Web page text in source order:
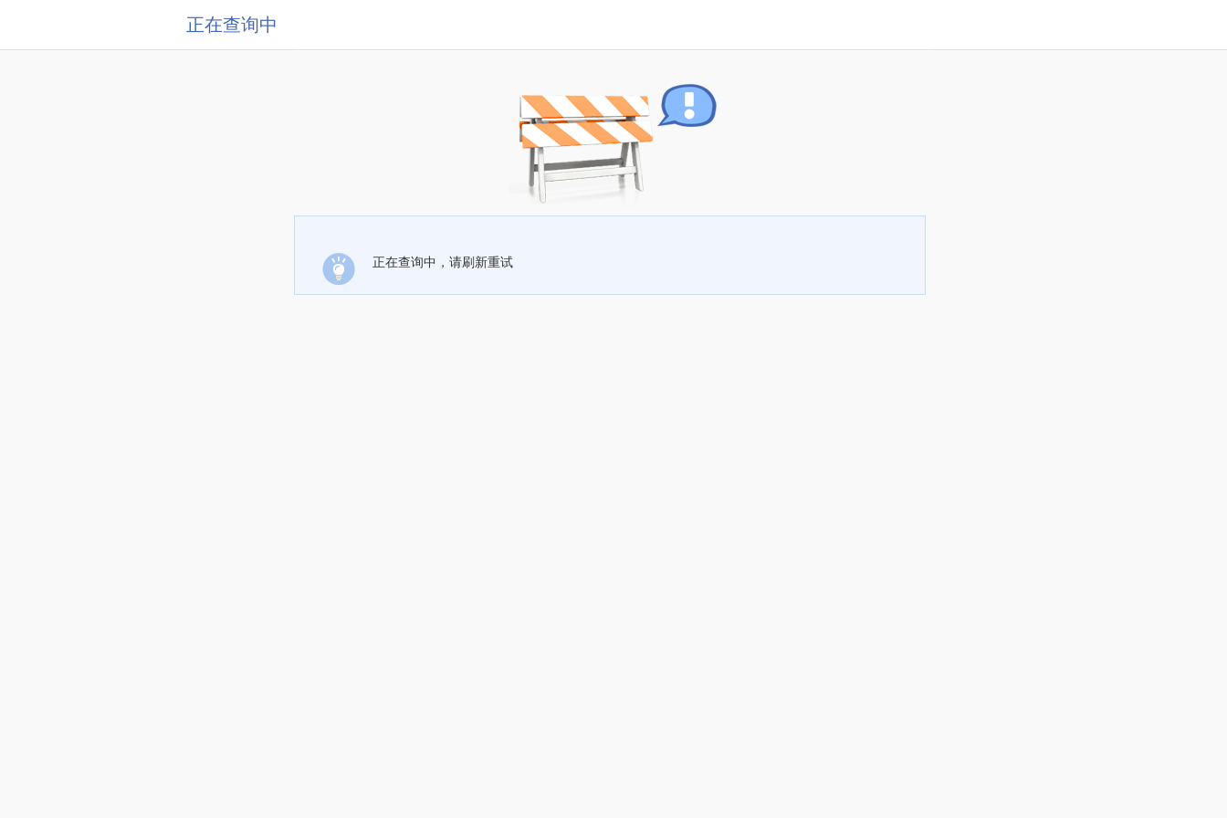
正在查询中
正在查询中，请刷新重试